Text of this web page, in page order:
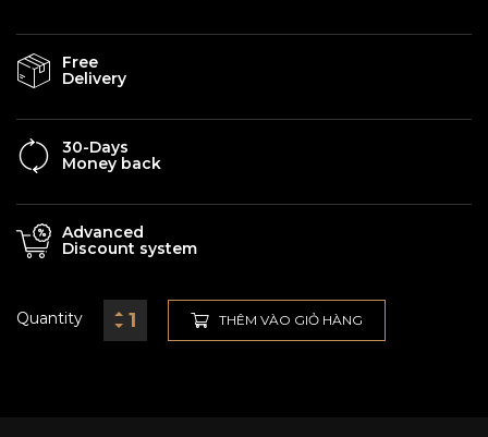
Free
Delivery
30-Days
Money back
Advanced
Discount system
Quantity THÊM VÀO GIỎ HÀNG